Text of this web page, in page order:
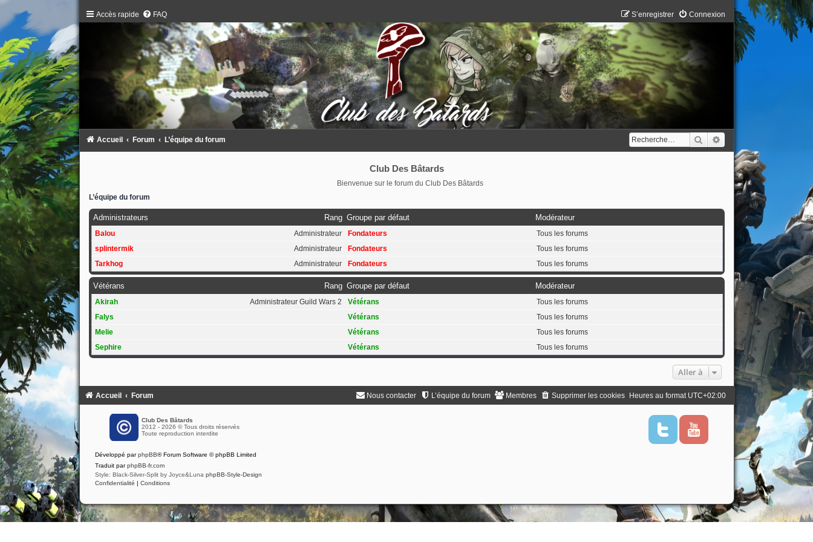
Accès rapide FAQ Connexion
S’enregistrer
Rechercher
Accueil Forum L’équipe du forum
Club Des Bâtards
Bienvenue sur le forum du Club Des Bâtards
L’équipe du forum
Rang
Administrateurs Groupe par défaut Modérateur
Administrateur
Balou Fondateurs
Tous les forums
Administrateur
splintermik Fondateurs
Tous les forums
Administrateur
Tarkhog Fondateurs Tous les forums
Rang
Vétérans Groupe par défaut Modérateur
Administrateur Guild Wars 2
Akirah Vétérans
Tous les forums
Falys
Vétérans
Tous les forums
Melie
Vétérans
Tous les forums
Sephire
Vétérans Tous les forums
Aller à
Accueil Forum Heures au format UTC+02:00
Supprimer les cookies
Membres
L’équipe du forum
Nous contacter
Club Des Bâtards
2012 - 2026 © Tous droits réservés
Toute reproduction interdite
T
i
Y
u
Développé parphpBB® Forum Software © phpBB Limited
Traduit parphpBB-fr.com
Style: Black-Silver-Split by Joyce&Luna phpBB-Style-Design
Confidentialité | Conditions